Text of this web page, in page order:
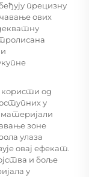
прецизну
ових
користи од
у
зоне
улаза
овај ефекат.
и боље
у